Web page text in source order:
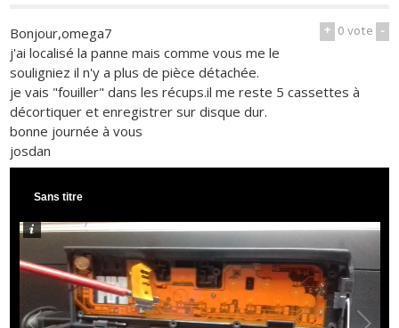
+ 0vote -
Bonjour,omega7
j'ai localisé la panne mais comme vous me le
souligniez il n'y a plus de pièce détachée.
je vais "fouiller" dans les récups.il me reste 5 cassettes à
décortiquer et enregistrer sur disque dur.
bonne journée à vous
josdan
Sans titre